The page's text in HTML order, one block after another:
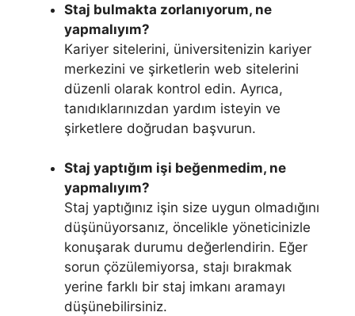
Staj bulmakta zorlanıyorum, ne
yapmalıyım?
Kariyer sitelerini, üniversitenizin kariyer
merkezini ve şirketlerin web sitelerini
düzenli olarak kontrol edin. Ayrıca,
tanıdıklarınızdan yardım isteyin ve
şirketlere doğrudan başvurun.
Staj yaptığım işi beğenmedim, ne
yapmalıyım?
Staj yaptığınız işin size uygun olmadığını
düşünüyorsanız, öncelikle yöneticinizle
konuşarak durumu değerlendirin. Eğer
sorun çözülemiyorsa, stajı bırakmak
yerine farklı bir staj imkanı aramayı
düşünebilirsiniz.